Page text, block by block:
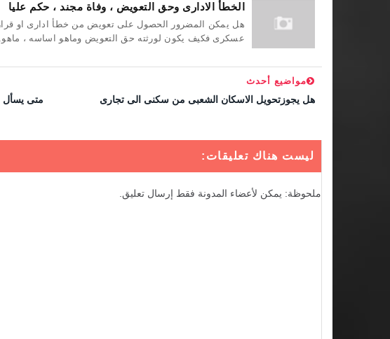
الخطأ الادارى وحق التعويض ، وفاة مجند ، حكم عليا
هل يمكن المضرور الحصول على تعويض من خطأ ادارى او
عسكرى فكيف يكون لورثته حق التعويض وماهو اساسه ،
مواضيع أحدث
هل يجوزتحويل الاسكان الشعبى من سكنى الى تجارى
متى يسأل
ليست هناك تعليقات:
ملحوظة: يمكن لأعضاء المدونة فقط إرسال تعليق.